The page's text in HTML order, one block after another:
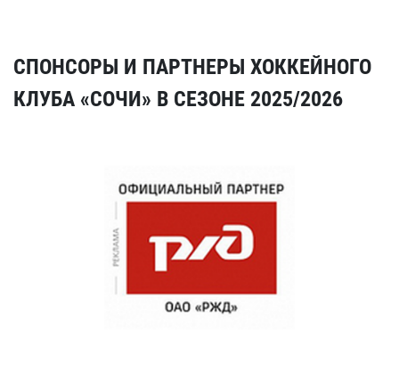
СПОНСОРЫ И ПАРТНЕРЫ ХОККЕЙНОГО
КЛУБА «СОЧИ» В СЕЗОНЕ 2025/2026